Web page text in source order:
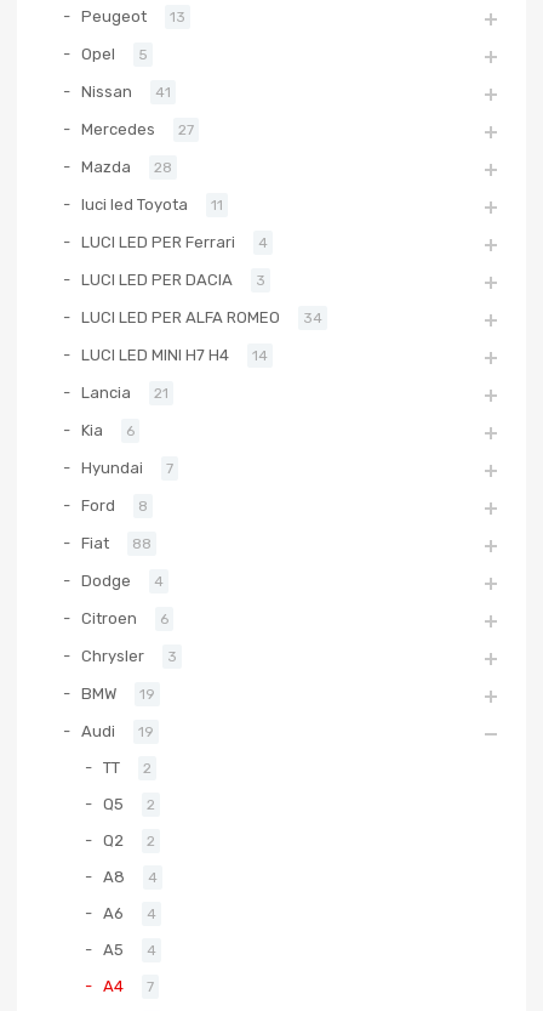
Peugeot 13
Opel 5
Nissan 41
Mercedes 27
Mazda 28
luci led Toyota 11
LUCI LED PER Ferrari 4
LUCI LED PER DACIA 3
LUCI LED PER ALFA ROMEO 34
LUCI LED MINI H7 H4 14
Lancia 21
Kia 6
Hyundai 7
Ford 8
Fiat 88
Dodge 4
Citroen 6
Chrysler 3
BMW 19
Audi 19
TT 2
Q5 2
Q2 2
A8 4
A6 4
A5 4
A4 7